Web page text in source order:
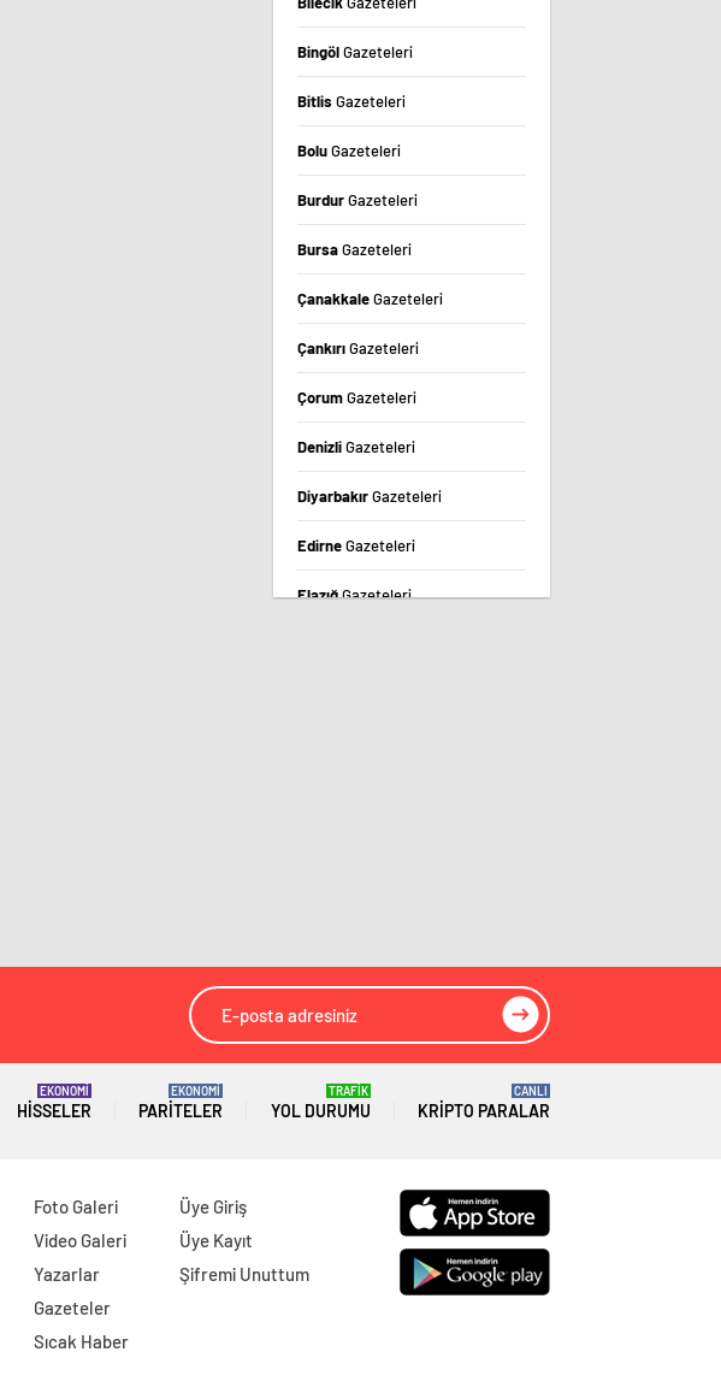
BingölGazeteleri
Bitlis Gazeteleri
BoluGazeteleri
BurdurGazeteleri
BursaGazeteleri
ÇanakkaleGazeteleri
ÇankırıGazeteleri
ÇorumGazeteleri
DenizliGazeteleri
DiyarbakırGazeteleri
EdirneGazeteleri
ElazığGazeteleri
HatayGazeteleri
IspartaGazeteleri
MersinGazeteleri
Gazeteleri
Gazeteleri
Kastamonu Gazeteleri
HISSELER
EKONOMİ
PARITELER
EKONOMİ
YOL DURUMU
TRAFİK
KRIPTO PARALAR
CANLI
Foto Galeri
Video Galeri
Yazarlar
Gazeteler
Sıcak Haber
Üye Giriş
Üye Kayıt
Şifremi Unuttum